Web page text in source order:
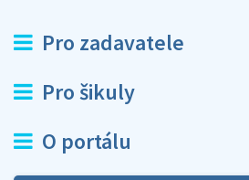
Pro zadavatele
Pro šikuly
O portálu